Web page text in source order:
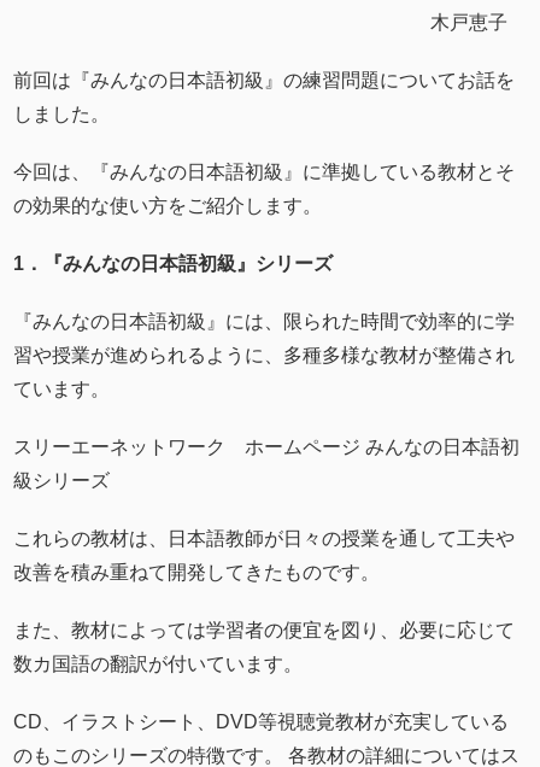
木戸恵子
前回は『みんなの日本語初級』の練習問題についてお話を
しました。
今回は、『みんなの日本語初級』に準拠している教材とそ
の効果的な使い方をご紹介します。
1．『みんなの日本語初級』シリーズ
『みんなの日本語初級』には、限られた時間で効率的に学
習や授業が進められるように、多種多様な教材が整備され
ています。
スリーエーネットワーク ホームページみんなの日本語初
級シリーズ
これらの教材は、日本語教師が日々の授業を通して工夫や
改善を積み重ねて開発してきたものです。
また、教材によっては学習者の便宜を図り、必要に応じて
数カ国語の翻訳が付いています。
CD、イラストシート、DVD等視聴覚教材が充実している
のもこのシリーズの特徴です。 各教材の詳細についてはス